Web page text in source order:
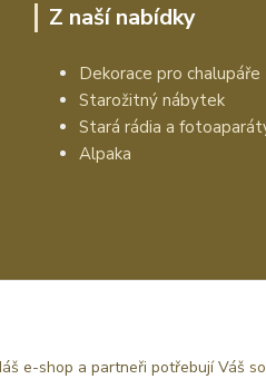
Z naší nabídky
Dekorace pro chalupáře
Starožitný nábytek
Stará rádia a
Alpaka
e-shop a partneři potřebují Váš